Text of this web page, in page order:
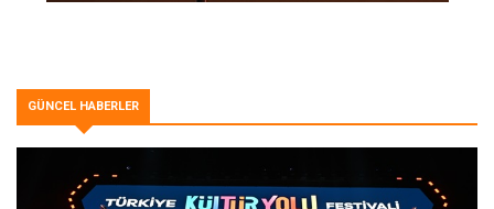
GÜNCEL HABERLER